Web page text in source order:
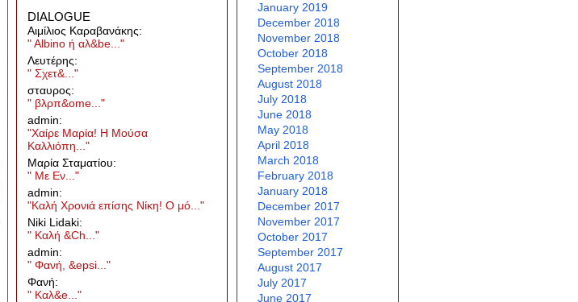
DIALOGUE
Aιμίλιος Καραβανάκης:
" Albino ή αλ&be..."
Λευτέρης:
" Σχετ&..."
σταυρος:
" βλρπ&ome..."
admin:
"Χαίρε Μαρία! Η Μούσα
Καλλιόπη..."
Μαρία Σταματίου:
" Με Εν..."
admin:
"Καλή Χρονιά επίσης Νίκη! Ο μό..."
Niki Lidaki:
" Καλή &Ch..."
admin:
" Φανή, &epsi..."
Φανή:
" Καλ&e..."
January 2019
December 2018
November 2018
October 2018
September 2018
August 2018
July 2018
June 2018
May 2018
April 2018
March 2018
February 2018
January 2018
December 2017
November 2017
October 2017
September 2017
August 2017
July 2017
June 2017